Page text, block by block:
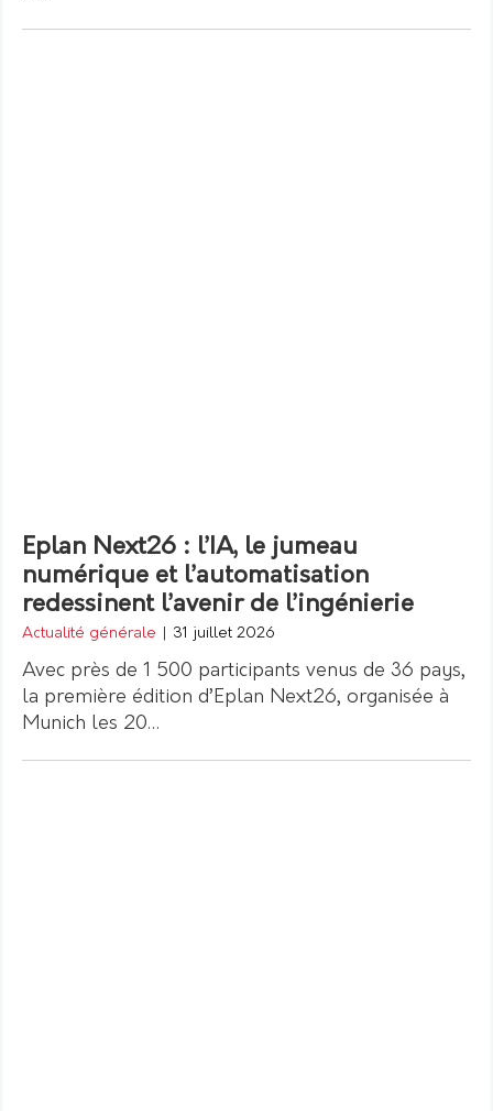
Eplan Next26 : l’IA, le jumeau
numérique et l’automatisation
redessinent l’avenir de l’ingénierie
Actualité générale 31 juillet 2026
Avec près de 1 500 participants venus de 36 pays,
la première édition d’Eplan Next26, organisée à
Munich les 20…